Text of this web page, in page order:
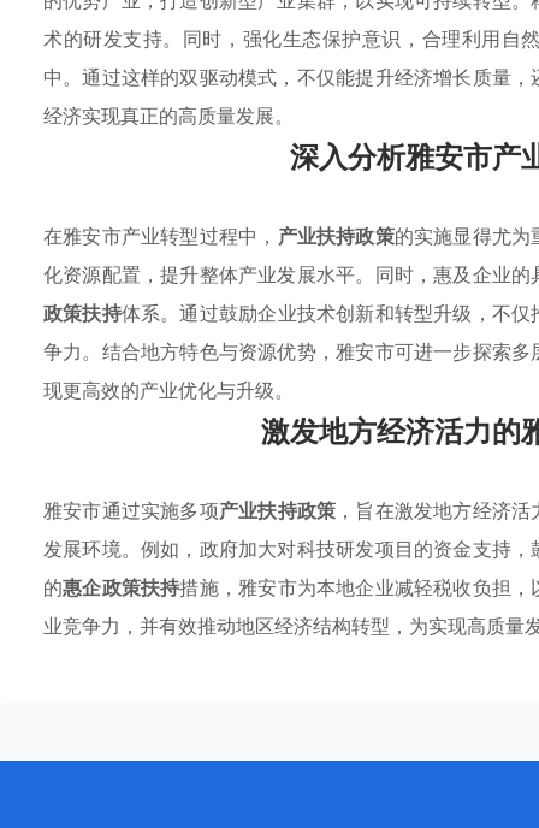
术的研发支持。同时，强化生态保护意识，合理利用自
中。通过这样的双驱动模式，不仅能提升经济增长质量
经济实现真正的高质量发展。
深入分析雅安市产
在雅安市产业转型过程中， 产业扶持政策的实施显得尤为
化资源配置，提升整体产业发展水平。同时，惠及企业
政策扶持体系。通过鼓励企业技术创新和转型升级，不
争力。结合地方特色与资源优势，雅安市可进一步探索
现更高效的产业优化与升级。
激发地方经济活力的
雅安市通过实施多项产业扶持政策 ，旨在激发地方经济
发展环境。例如，政府加大对科技研发项目的资金支持
的惠企政策扶持措施，雅安市为本地企业减轻税收负担
业竞争力，并有效推动地区经济结构转型，为实现高质量